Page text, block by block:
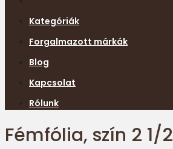
Kategóriák
Forgalmazott márkák
Blog
Kapcsolat
Rólunk
Fémfólia, szín 2 1/2